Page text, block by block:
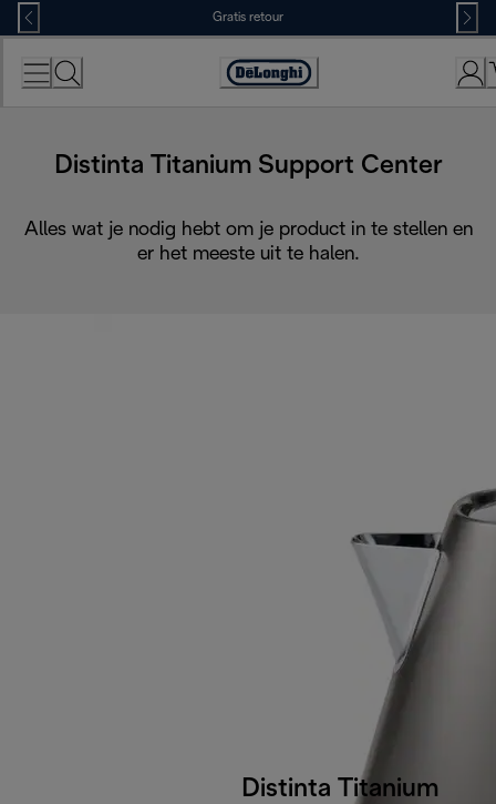
Skip
to
Content
Gratis retour
Accessibility
Distinta Titanium Support Center
Alles wat je nodig hebt om je product in te stellen en
er het meeste uit te halen.
Distinta Titanium